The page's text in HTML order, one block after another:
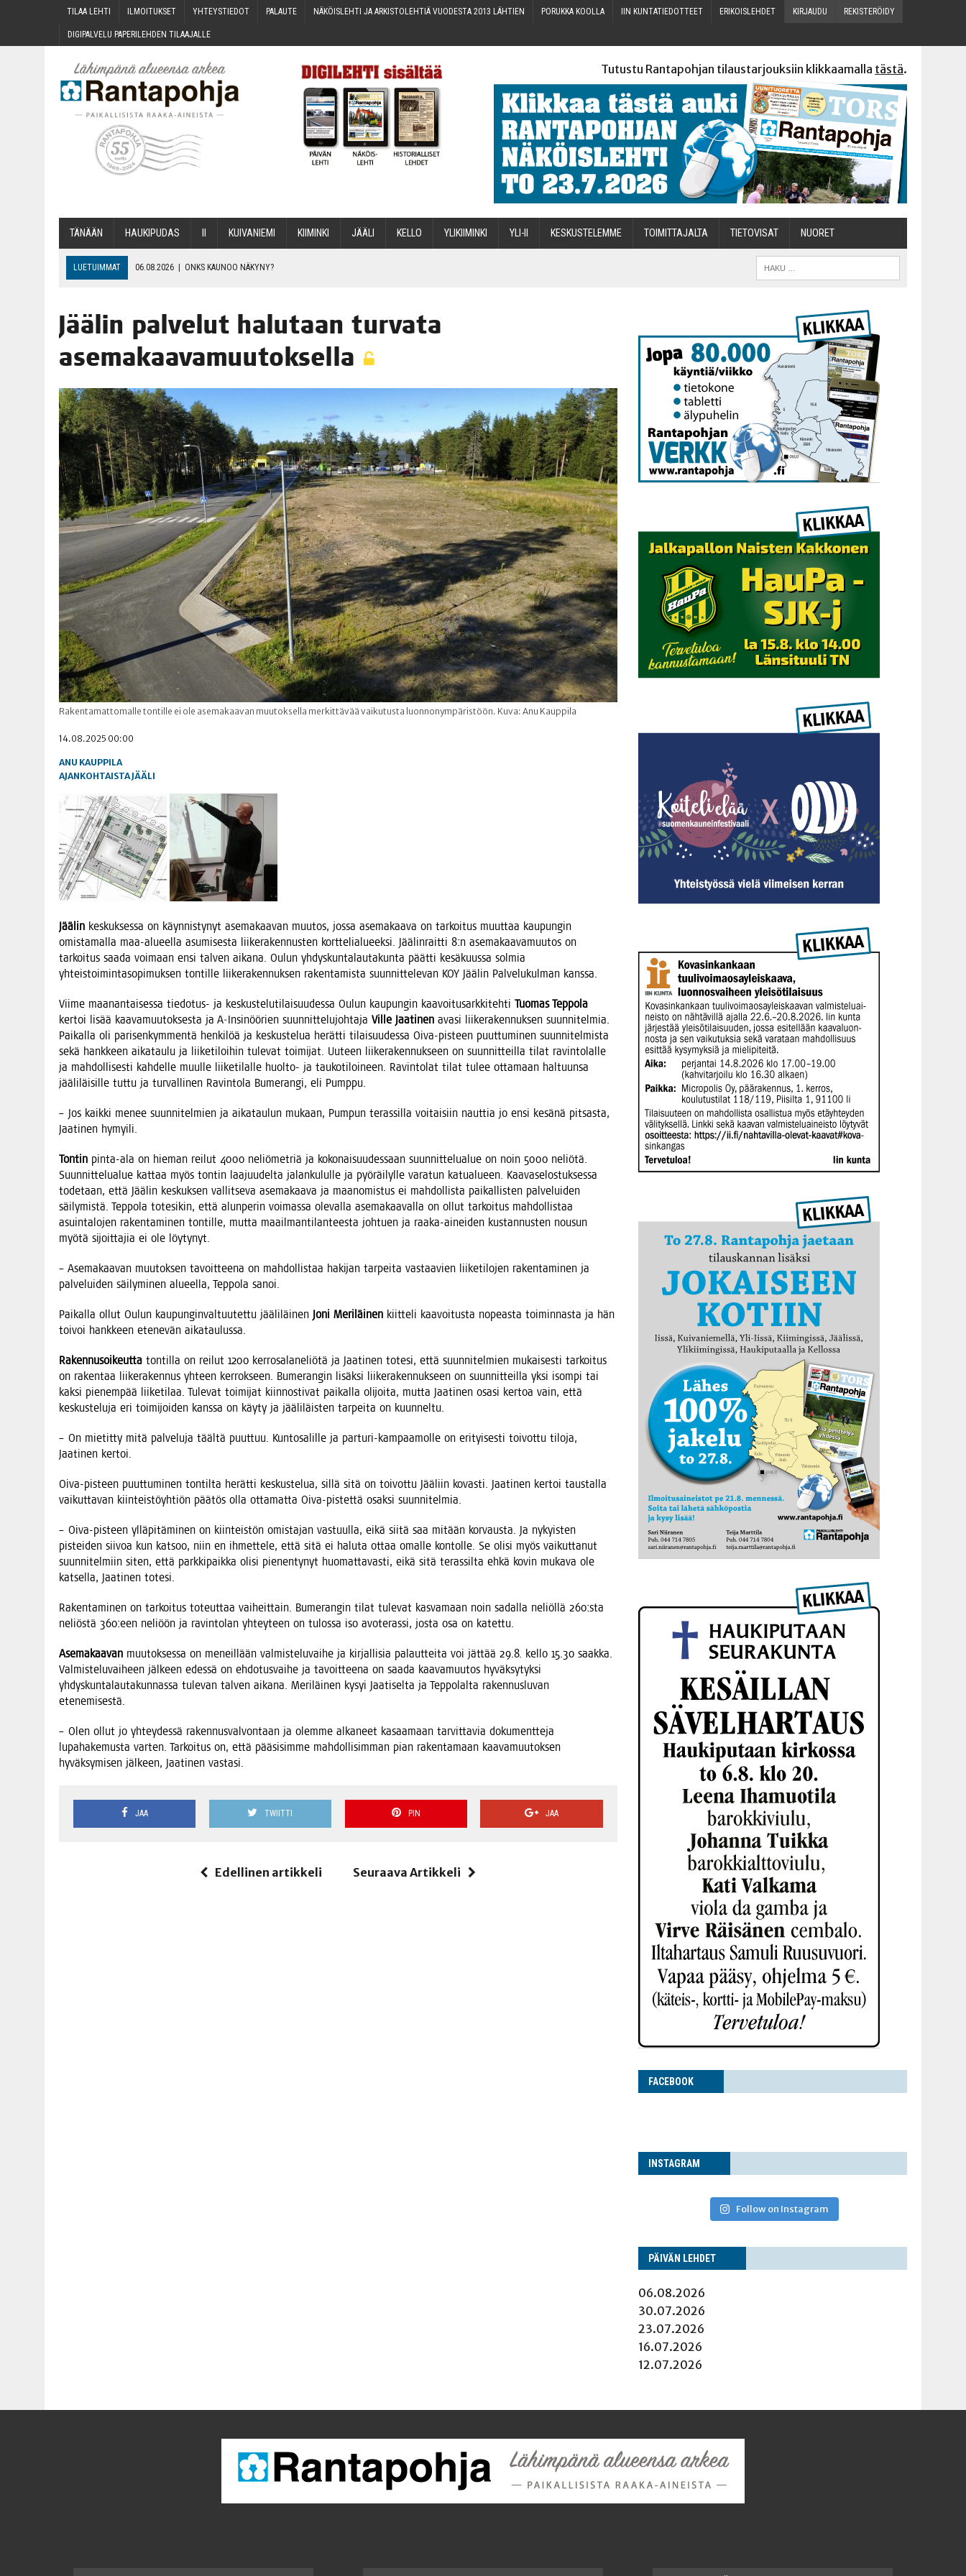
TILAA LEH­TI ILMOI­TUK­SET YHTEYS­TIE­DOT PALAU­TE NÄKÖIS­LEH­TI JA ARKIS­TO­LEH­TIÄ VUO­DES­TA 2013 LÄHTIEN PORUK­KA KOOLLA IIN KUN­TA­TIE­DOT­TEET ERI­KOIS­LEH­DET KIR­JAU­DU REKIS­TE­RÖI­DY
DIGI­PAL­VE­LU PAPE­RI­LEH­DEN TILAAJALLE
Tutustu Rantapohjan tilaustarjouksiin klikkaamalla tästä.
TÄNÄÄN HAU­KI­PU­DAS KUI­VA­NIE­MI KII­MIN­KI JÄÄ­LI KEL­LO YLI­KII­MIN­KI YLI-II KES­KUS­TE­LEM­ME TOI­MIT­TA­JAL­TA TIETOVISAT NUO­RET
LUETUIMMAT 06.08.2026 | ONKS KAU­NOO NÄKYNY?
06.08.2026 OPIN­TOI­HIN KAN­SA­LAIS­OPIS­TOS­SA VOI SAA­DA AVUSTUSTA
TOI­VEI­DEN KOTI IISTÄ!
06.08.2026 KII­MIN­KI­PÄI­VÄT JÄR­JES­TE­TÄÄN PERIN­TEI­TÄ KUNNIOITTAEN
Jää­lin pal­ve­lut halu­taan tur­va­ta
asemakaavamuutoksella
Rakentamattomalle tontille ei ole asemakaavan muutoksella merkittävää vaikutusta luonnonympäristöön. Kuva: Anu Kauppila
14.08.2025 00:00
ANU KAUPPILA
AJANKOHTAISTAJÄÄLI
Jää­lin kes­kuk­ses­sa on käyn­nis­ty­nyt ase­ma­kaa­van muu­tos, jos­sa ase­ma­kaa­va on tar­koi­tus muut­taa kau­pun­gin
omis­ta­mal­la maa-alu­eel­la asu­mi­ses­ta lii­ke­ra­ken­nus­ten kort­te­lia­lu­eek­si. Jää­lin­rait­ti 8:n ase­ma­kaa­va­muu­tos on
tar­koi­tus saa­da voi­maan ensi tal­ven aika­na. Oulun yhdys­kun­ta­lau­ta­kun­ta päät­ti kesä­kuus­sa sol­mia
yhteis­toi­min­ta­so­pi­muk­sen ton­til­le lii­ke­ra­ken­nuk­sen raken­ta­mis­ta suun­nit­te­le­van KOY Jää­lin Pal­ve­lu­kul­man kanssa.
Vii­me maa­nan­tai­ses­sa tie­do­tus- ja kes­kus­te­lu­ti­lai­suu­des­sa Oulun kau­pun­gin kaa­voi­tusark­ki­teh­ti Tuo­mas Tep­po­la
ker­toi lisää kaa­va­muu­tok­ses­ta ja A‑Insinöörien suun­nit­te­lu­joh­ta­ja Vil­le Jaa­ti­nen ava­si lii­ke­ra­ken­nuk­sen suun­ni­tel­mia.
Pai­kal­la oli pari­sen­kym­men­tä hen­ki­löä ja kes­kus­te­lua herät­ti tilai­suu­des­sa Oiva-pis­teen puut­tu­mi­nen suun­ni­tel­mis­ta
sekä hank­keen aika­tau­lu ja lii­ke­ti­loi­hin tule­vat toi­mi­jat. Uuteen lii­ke­ra­ken­nuk­seen on suun­nit­teil­la tilat ravin­to­lal­le
ja mah­dol­li­ses­ti kah­del­le muul­le lii­ke­ti­lal­le huol­to- ja tau­ko­ti­loi­neen. Ravin­to­lat tilat tulee otta­maan hal­tuun­sa
jää­li­läi­sil­le tut­tu ja tur­val­li­nen Ravin­to­la Bume­ran­gi, eli Pumppu.
– Jos kaik­ki menee suun­ni­tel­mien ja aika­tau­lun mukaan, Pum­pun teras­sil­la voi­tai­siin naut­tia jo ensi kesä­nä pit­sas­ta,
Jaa­ti­nen hymyili.
Ton­tin pin­ta-ala on hie­man rei­lut 4000 neliö­met­riä ja koko­nai­suu­des­saan suun­nit­te­lua­lue on noin 5000 neliö­tä.
Suun­nit­te­lua­lue kat­taa myös ton­tin laa­juu­del­ta jalan­ku­lul­le ja pyö­räi­lyl­le vara­tun katua­lu­een. Kaa­va­se­los­tuk­ses­sa
tode­taan, että Jää­lin kes­kuk­sen val­lit­se­va ase­ma­kaa­va ja maa­no­mis­tus ei mah­dol­lis­ta pai­kal­lis­ten pal­ve­lui­den
säi­ly­mis­tä. Tep­po­la tote­si­kin, että alun­pe­rin voi­mas­sa ole­val­la ase­ma­kaa­val­la on ollut tar­koi­tus mah­dol­lis­taa
asuin­ta­lo­jen raken­ta­mi­nen ton­til­le, mut­ta maa­il­man­ti­lan­tees­ta joh­tuen ja raa­ka-ainei­den kus­tan­nus­ten nousun
myö­tä sijoit­ta­jia ei ole löytynyt.
– Ase­ma­kaa­van muu­tok­sen tavoit­tee­na on mah­dol­lis­taa haki­jan tar­pei­ta vas­taa­vien lii­ke­ti­lo­jen raken­ta­mi­nen ja
pal­ve­lui­den säi­ly­mi­nen alu­eel­la, Tep­po­la sanoi.
Pai­kal­la ollut Oulun kau­pun­gin­val­tuu­tet­tu jää­li­läi­nen Joni Meri­läi­nen kiit­te­li kaa­voi­tus­ta nopeas­ta toi­min­nas­ta ja hän
toi­voi hank­keen ete­ne­vän aikataulussa.
Raken­nusoi­keut­ta ton­til­la on rei­lut 1200 ker­ro­sa­la­ne­liö­tä ja Jaa­ti­nen tote­si, että suun­ni­tel­mien mukai­ses­ti tar­koi­tus
on raken­taa lii­ke­ra­ken­nus yhteen ker­rok­seen. Bume­ran­gin lisäk­si lii­ke­ra­ken­nuk­seen on suun­nit­teil­la yksi isom­pi tai
kak­si pie­nem­pää lii­ke­ti­laa. Tule­vat toi­mi­jat kiin­nos­ti­vat pai­kal­la oli­joi­ta, mut­ta Jaa­ti­nen osa­si ker­toa vain, että
kes­kus­te­lu­ja eri toi­mi­joi­den kans­sa on käy­ty ja jää­li­läis­ten tar­pei­ta on kuunneltu.
– On mie­tit­ty mitä pal­ve­lu­ja tääl­tä puut­tuu. Kun­to­sa­lil­le ja par­tu­ri-kam­paa­mol­le on eri­tyi­ses­ti toi­vot­tu tilo­ja,
Jaa­ti­nen kertoi.
Oiva-pis­teen puut­tu­mi­nen ton­til­ta herät­ti kes­kus­te­lua, sil­lä sitä on toi­vot­tu Jää­liin kovas­ti. Jaa­ti­nen ker­toi taus­tal­la
vai­kut­ta­van kiin­teis­töyh­tiön pää­tös olla otta­mat­ta Oiva-pis­tet­tä osak­si suunnitelmia.
– Oiva-pis­teen yllä­pi­tä­mi­nen on kiin­teis­tön omis­ta­jan vas­tuul­la, eikä sii­tä saa mitään kor­vaus­ta. Ja nykyis­ten
pis­tei­den sii­voa kun kat­soo, niin en ihmet­te­le, että sitä ei halu­ta ottaa omal­le kon­tol­le. Se oli­si myös vai­kut­ta­nut
suun­ni­tel­miin siten, että park­ki­paik­ka oli­si pie­nen­ty­nyt huo­mat­ta­vas­ti, eikä sitä teras­sil­ta ehkä kovin muka­va ole
kat­sel­la, Jaa­ti­nen totesi.
Raken­ta­mi­nen on tar­koi­tus toteut­taa vai­heit­tain. Bume­ran­gin tilat tule­vat kas­va­maan noin sadal­la neliöl­lä 260:sta
neliös­tä 360:een neli­öön ja ravin­to­lan yhtey­teen on tulos­sa iso avo­te­ras­si, jos­ta osa on katettu.
Ase­ma­kaa­van muu­tok­ses­sa on meneil­lään val­mis­te­lu­vai­he ja kir­jal­li­sia palaut­tei­ta voi jät­tää 29.8. kel­lo 15.30 saak­ka.
Val­mis­te­lu­vai­heen jäl­keen edes­sä on ehdo­tus­vai­he ja tavoit­tee­na on saa­da kaa­va­muu­tos hyväk­sy­tyk­si
yhdys­kun­ta­lau­ta­kun­nas­sa tule­van tal­ven aika­na. Meri­läi­nen kysyi Jaa­ti­sel­ta ja Tep­po­lal­ta raken­nus­lu­van
etenemisestä.
– Olen ollut jo yhtey­des­sä raken­nus­val­von­taan ja olem­me alka­neet kasaa­maan tar­vit­ta­via doku­ment­te­ja
lupa­ha­ke­mus­ta var­ten. Tar­koi­tus on, että pää­si­sim­me mah­dol­li­sim­man pian raken­ta­maan kaa­va­muu­tok­sen
hyväk­sy­mi­sen jäl­keen, Jaa­ti­nen vastasi.
JAA TWIITTI PIN JAA
Edellinen artikkeli Seuraava Artikkeli
FACE­BOOK
INS­TA­GRAM
Follow on Instagram
PÄI­VÄN LEHDET
06.08.2026
30.07.2026
23.07.2026
16.07.2026
12.07.2026